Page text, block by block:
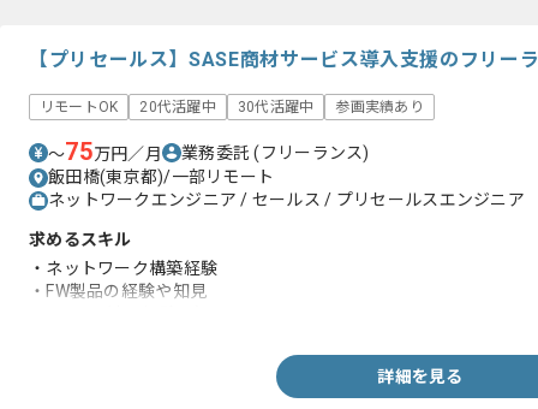
【プリセールス】SASE商材サービス導入支援のフリー
リモートOK 20代活躍中 30代活躍中 参画実績あり
〜75万円／月 業務委託(フリーランス)
飯田橋(東京都)/一部リモート
ネットワークエンジニア / セールス / プリセールスエンジニア
求めるスキル
・ネットワーク構築経験
・FW製品の経験や知見
詳細を見る